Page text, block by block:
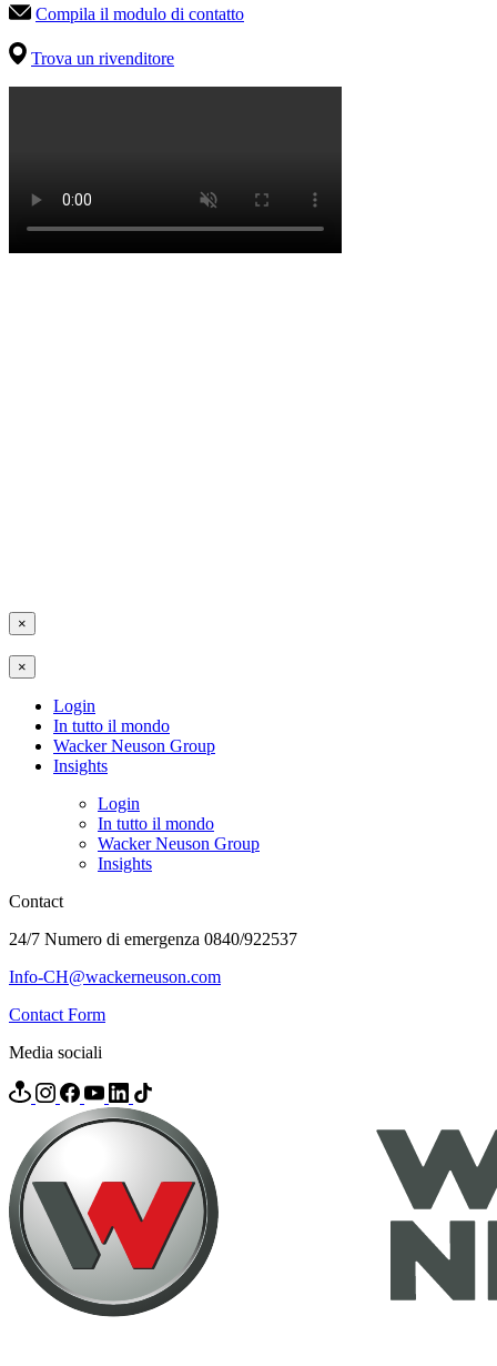
Compila il modulo di contatto
Trova un rivenditore
×
×
Login
In tutto il mondo
Wacker Neuson Group
Insights
Login
In tutto il mondo
Wacker Neuson Group
Insights
Contact
24/7 Numero di emergenza 0840/922537
Info-CH@wackerneuson.com
Contact Form
Media sociali